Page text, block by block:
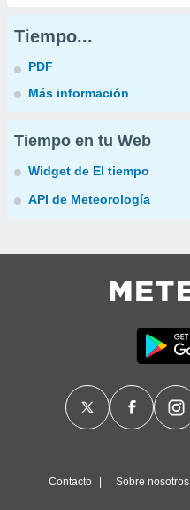
Tiempo...
PDF
Más información
Tiempo en tu Web
Widget de El tiempo
API de Meteorología
Contacto Sobre nosotros